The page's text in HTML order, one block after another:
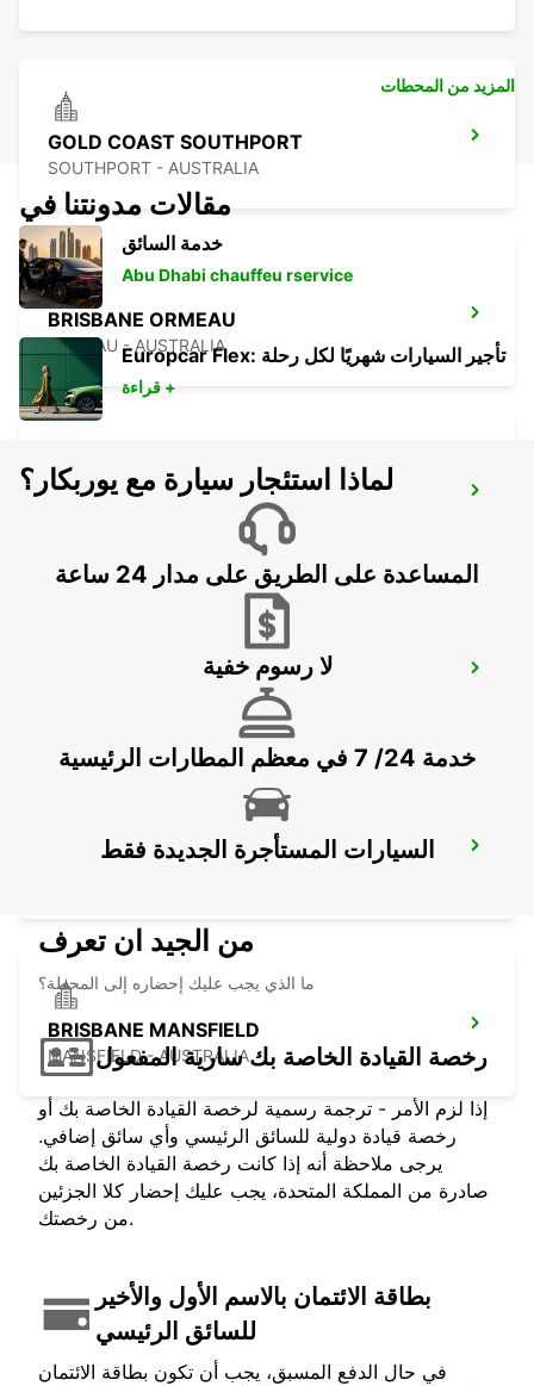
GOLD COAST SOUTHPORT
SOUTHPORT - AUSTRALIA
BRISBANE ORMEAU
ORMEAU - AUSTRALIA
BRISBANE LOGANHOLME
LOGANHOLME - AUSTRALIA
BRISBANE SLACKS CREEK
SLACKS CREEK - AUSTRALIA
BRISBANE ARCHERFIELD
BRISBANE MANSFIELD
MANSFIELD - AUSTRALIA
المزيد من المحطات
مقالات مدونتنا في
خدمة السائق
Abu Dhabi chauffeu rservice
Europcar Flex: تأجير السيارات شهريًا لكل رحلة
قراءة +
لماذا استئجار سيارة مع يوربكار؟
المساعدة على الطريق على مدار 24 ساعة
لا رسوم خفية
خدمة 24/ 7 في معظم المطارات الرئيسية
السيارات المستأجرة الجديدة فقط
من الجيد ان تعرف
ما الذي يجب عليك إحضاره إلى المحطة؟
رخصة القيادة الخاصة بك سارية المفعول
إذا لزم الأمر - ترجمة رسمية لرخصة القيادة الخاصة بك أو
رخصة قيادة دولية للسائق الرئيسي وأي سائق إضافي.
يرجى ملاحظة أنه إذا كانت رخصة القيادة الخاصة بك
صادرة من المملكة المتحدة، يجب عليك إحضار كلا الجزئين
من رخصتك.
بطاقة الائتمان بالاسم الأول والأخير
للسائق الرئيسي
في حال الدفع المسبق، يجب أن تكون بطاقة الائتمان